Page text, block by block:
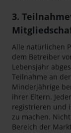
3.
Alle natürlichen
dem Betreiber
Lebensjahr
Teilnahme an
Minderjährige
ihrer Eltern.
registrieren und
zu machen.
Bereich der